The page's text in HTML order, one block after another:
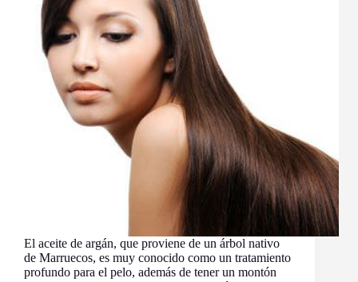
El aceite de argán, que proviene de un árbol nativo
de Marruecos, es muy conocido como un tratamiento
profundo para el pelo, además de tener un montón